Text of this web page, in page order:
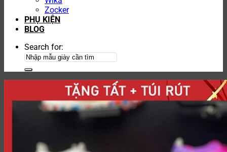
Zocker
PHỤ KIỆN
BLOG
Search for: